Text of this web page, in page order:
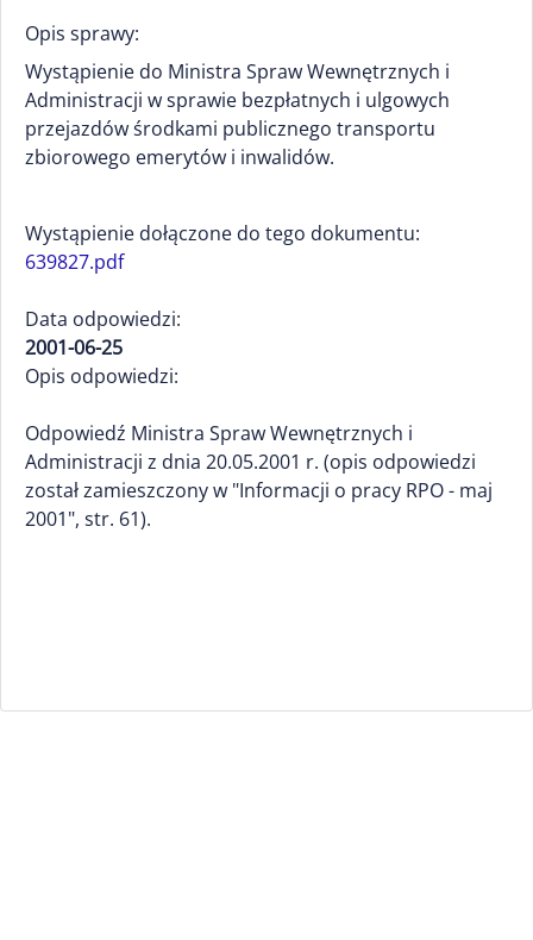
Opis sprawy:
Wystąpienie do Ministra Spraw Wewnętrznych i
Administracji w sprawie bezpłatnych i ulgowych
przejazdów środkami publicznego transportu
zbiorowego emerytów i inwalidów.
Wystąpienie dołączone do tego dokumentu:
639827.pdf
Data odpowiedzi:
2001-06-25
Opis odpowiedzi:
Odpowiedź Ministra Spraw Wewnętrznych i
Administracji z dnia 20.05.2001 r. (opis odpowiedzi
został zamieszczony w "Informacji o pracy RPO - maj
2001", str. 61).